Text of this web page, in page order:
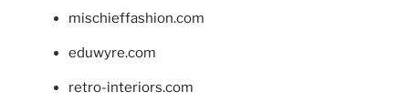
mischieffashion.com
eduwyre.com
retro-interiors.com